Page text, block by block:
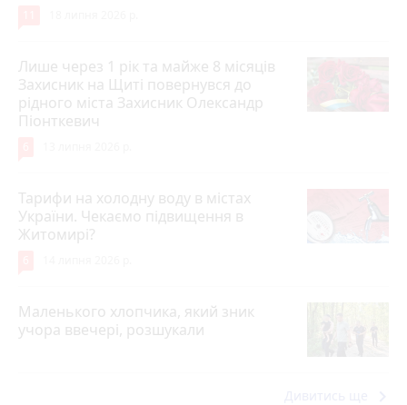
Лише через 1 рік та майже 8 місяців
Захисник на Щиті повернувся до
рідного міста Захисник Олександр
Піонткевич
Тарифи на холодну воду в містах
України. Чекаємо підвищення в
Житомирі?
Маленького хлопчика, який зник
учора ввечері, розшукали